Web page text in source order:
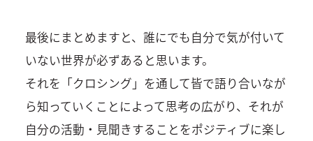
最後にまとめますと、誰にでも自分で気が付いて
いない世界が必ずあると思います。
それを「クロシング」を通して皆で語り合いなが
ら知っていくことによって思考の広がり、それが
自分の活動・見聞きすることをポジティブに楽し